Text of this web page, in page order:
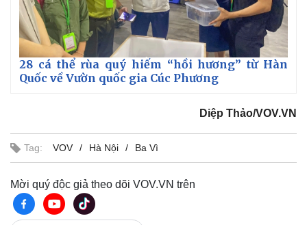
28 cá thể rùa quý hiếm “hồi hương” từ Hàn
Quốc về Vườn quốc gia Cúc Phương
Diệp Thảo/VOV.VN
Tag: VOV Hà Nội Ba Vì
Mời quý độc giả theo dõi VOV.VN trên